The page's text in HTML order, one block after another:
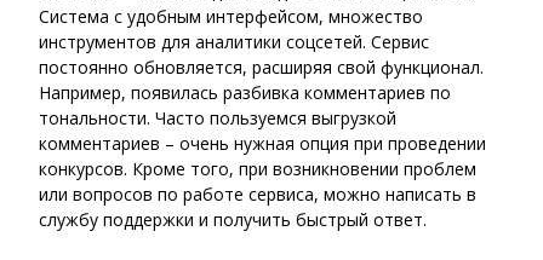
Система с удобным интерфейсом, множество
инструментов для аналитики соцсетей. Сервис
постоянно обновляется, расширяя свой функционал.
Например, появилась разбивка комментариев по
тональности. Часто пользуемся выгрузкой
комментариев – очень нужная опция при проведении
конкурсов. Кроме того, при возникновении проблем
или вопросов по работе сервиса, можно написать в
службу поддержки и получить быстрый ответ.